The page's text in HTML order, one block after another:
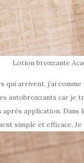
Lotion bronzante
qui arrivent, j’ai
autobronzants car je
après application.
simple et efficace.